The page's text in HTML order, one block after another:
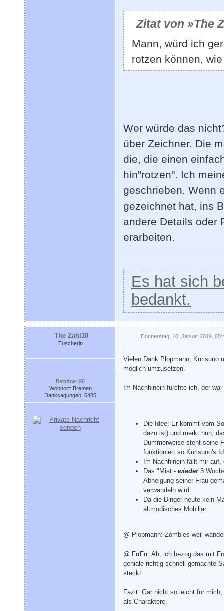
Zitat von »The
Mann, würd ich
rotzen können,
Wer würde das
über Zeichner. Die
die, die einen
hin"rotzen". Ich
geschrieben. Wenn
gezeichnet hat, ins
andere Details oder
erarbeiten.
Es hat sich
bedankt.
The Zahl10
Tuscherin
Beiträge: 96
Wohnort: Bremen
Danksagungen: 5485
Donnerstag, 10. Januar 2019,
Vielen Dank Plopmann, Kurisuno
möglich umzusetzen.
Im Nachhinein fürchte ich, der
Die Idee: Er kommt vom
dazu ist) und merkt nun,
Dummerweise steht seine
funktioniert so Kurisuno's
Im Nachhinein fällt mir
Das "Mist - wieder3
Abneigung seiner Frau
verwandeln wird.
Da die Dinger heute kein
altmodisches Mobiliar.
@ Plopmann: Zombies weil
@ FrrFrr: Ah, ich bezog das mit
geniale richtig schnell gemachte
steckt.
Fazit: Gar nicht so leicht für
als Charaktere.